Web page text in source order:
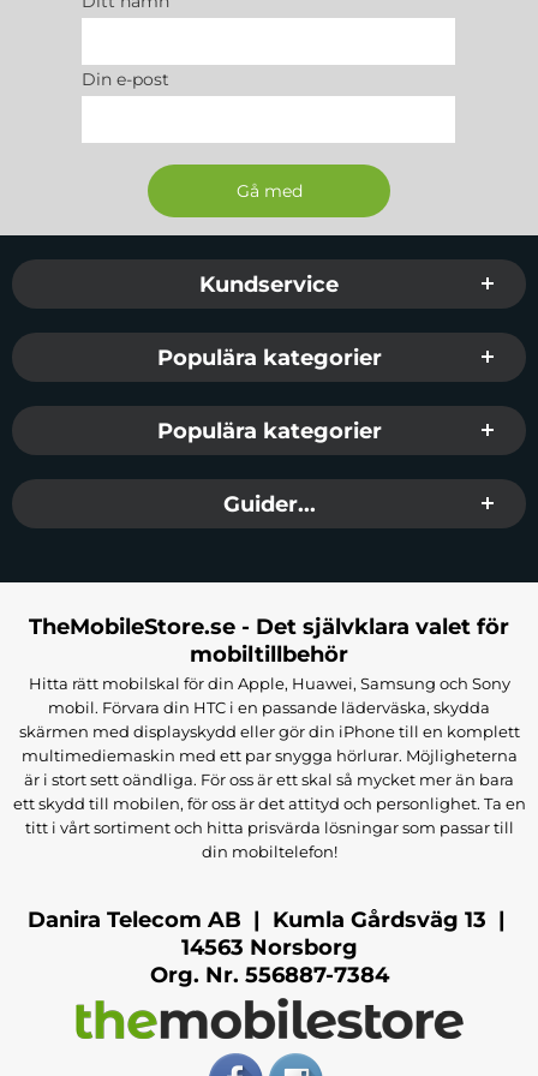
8011869203886
Din e-post
Sidfot Blandad info och länkar
Kundservice
Populära kategorier
Populära kategorier
Guider...
TheMobileStore.se - Det självklara valet för
mobiltillbehör
Hitta rätt mobilskal för din Apple, Huawei, Samsung och Sony
mobil. Förvara din HTC i en passande läderväska, skydda
skärmen med displayskydd eller gör din iPhone till en komplett
multimediemaskin med ett par snygga hörlurar. Möjligheterna
är i stort sett oändliga. För oss är ett skal så mycket mer än bara
ett skydd till mobilen, för oss är det attityd och personlighet. Ta en
titt i vårt sortiment och hitta prisvärda lösningar som passar till
din mobiltelefon!
Danira Telecom AB | Kumla Gårdsväg 13 |
14563 Norsborg
Org. Nr. 556887-7384